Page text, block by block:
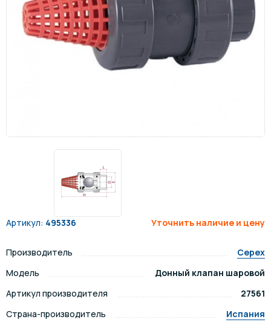
Артикул: 495336 Уточнить наличие и цену
Производитель
Cepex
Модель
Донный клапан шаровой
Артикул производителя
27561
Страна-производитель
Испания